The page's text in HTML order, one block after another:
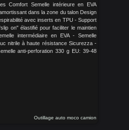
Comfort Semelle intérieure en EVA
dans la zone du talon Design
avec inserts en TPU - Support
on" élastifié pour faciliter le maintien
intermédiaire en EVA - Semelle
nitrile à haute résistance Sicurezza -
anti-perforation 330 g EU: 39-48
Outillage auto moco camion